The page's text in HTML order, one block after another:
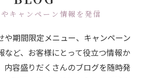
キャンペーン情報を発信
や期間限定メニュー、キャンペーン
など、お客様にとって役立つ情報か
内容盛りだくさんのブログを随時発